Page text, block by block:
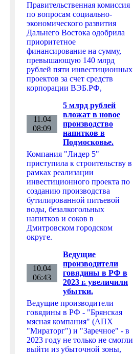
Правительственная комиссия
по вопросам социально-
экономического развития
Дальнего Востока одобрила
приоритетное
финансирование на сумму,
превышающую 140 млрд
рублей пяти инвестиционных
проектов за счет средств
корпорации ВЭБ.РФ,
11.04
08:09
5 млрд рублей
вложат в новое
производство
напитков в
Подмосковье.
Компания "Лидер 5"
приступила к строительству в
рамках реализации
инвестиционного проекта по
созданию производства
бутилированной питьевой
воды, безалкогольных
напитков и соков в
Дмитровском городском
округе.
10.04
06:43
Ведущие
производители
говядины в РФ в
2023 г. увеличили
убытки.
Ведущие производители
говядины в РФ - "Брянская
мясная компания" (АПХ
"Мираторг") и "Заречное" - в
2023 году не только не смогли
выйти из убыточной зоны,